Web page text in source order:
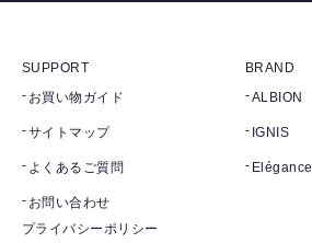
SUPPORT
お買い物ガイド
サイトマップ
よくあるご質問
お問い合わせ
BRAND
ALBION
IGNIS
Elégance
プライバシーポリシー